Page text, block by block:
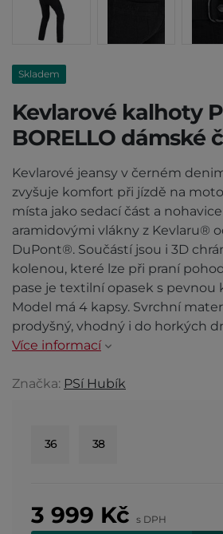
Skladem
Kevlarové kalhoty
BORELLO dámské
Kevlarové jeansy v černém
zvyšuje komfort při jízdě na
místa jako sedací část a
aramidovými vlákny z Kevlaru®
DuPont®. Součástí jsou i 3D
kolenou, které lze při praní
pase je textilní opasek s pevnou
Model má 4 kapsy. Svrchní
prodyšný, vhodný i do horkých
Více informací
Značka: PSí Hubík
36 38
3 999 Kč s DPH